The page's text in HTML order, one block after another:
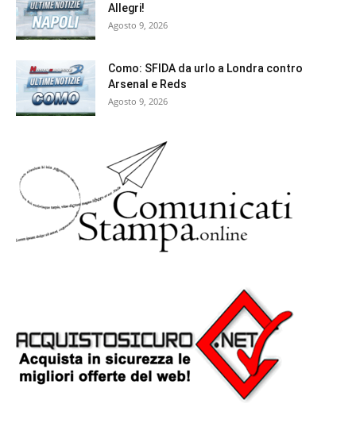
Allegri!
Agosto 9, 2026
Como: SFIDA da urlo a Londra contro
Arsenal e Reds
Agosto 9, 2026